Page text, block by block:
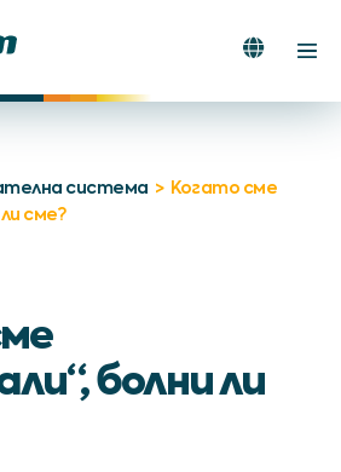
Search
система > Когато сме
сме?
болни ли